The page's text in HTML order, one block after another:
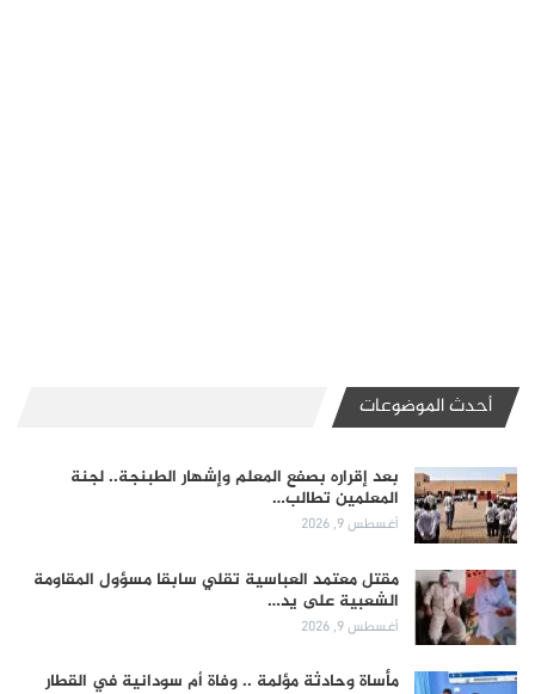
أحدث الموضوعات
بعد إقراره بصفع المعلم وإشهار الطبنجة.. لجنة
المعلمين تطالب…
أغسطس 9, 2026
مقتل معتمد العباسية تقلي سابقا مسؤول المقاومة
الشعبية على يد…
أغسطس 9, 2026
مأساة وحادثة مؤلمة .. وفاة أم سودانية في القطار